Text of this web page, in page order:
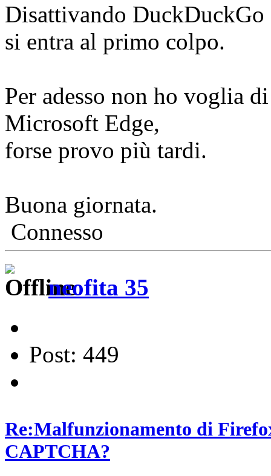
Disattivando
si entra al primo colpo.
Per adesso non ho voglia
Microsoft Edge,
forse provo più tardi.
Buona giornata.
Connesso
neofita 35
Post: 449
Re:Malfunzionamento di
CAPTCHA?